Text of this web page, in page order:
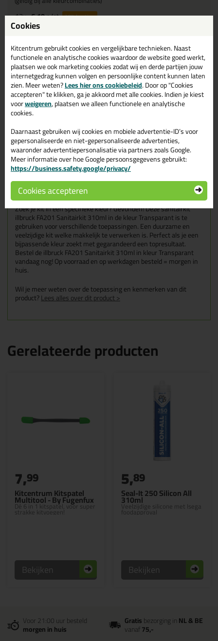
12x 6,19p/st 20%korting
120x5,89
Waarom dit product?
Met5 sterrenbeoordeeld
Bestand tegen schoonmaakmiddelen
Hoge schimmel resistentie
ISEGA
Omschrijving Video Specificaties Reviews (2)
illbruck FA201 Sanitairkit
310ml in Transparant
Zoek je kit in een specifieke kleur? Gevonden! Deze sanitairkit
illbruck FA201 Sanitairkit 310ml in de kleur Transparant is te
gebruiken voor verschillende toepassingen. Een duurzame en
veelzijdige kit welke makkelijk te verwerken is. Perfect als je een
bijpassende kleur zoekt met gegarandeerd een topresultaat.
Bestel de illbruck FA201 Sanitairkit 310ml in kleur Transparant
vandaag nog! Op voorraad en op werkdagen besteld = morgen in
huis.
Wil je meer weten over de toepassing en kenmerken van dit
product?Lees alles over dit product >
Gerelateerde producten
Kitcentrum Kitspatel
Multitool - By Fugenfux
Dé 6 in 1 kitspatel, voor super
strakke kitvoegen!
7,99
Bekijken
Seal-It 250 Silicon All
310ml
Veelzijdige silicone met Isega
foodapproval
5,89
Bekijken
Voor 21:00 uur besteld
morgen in huis
Gratisbezorging inNL & BE
vanaf75,-
Cookies
Kitcentrum gebruikt cookies en vergelijkbare technieken. Naast
functionele en analytische cookies waardoor de website goed werkt,
plaatsen we ook marketing cookies zodat wij en derde partijen jouw
internetgedrag kunnen volgen en persoonlijke content kunnen laten
zien. Meer weten?Lees hier ons cookiebeleid. Door op "Cookies
accepteren" te klikken, ga je akkoord met alle cookies. Indien je kiest
voorweigeren, plaatsen we alleen functionele en analytische
cookies.
Daarnaast gebruiken wij cookies en mobiele advertentie-ID’s voor
gepersonaliseerde en niet-gepersonaliseerde advertenties,
waaronder advertentiepersonalisatie via partners zoals Google.
Meer informatie over hoe Google persoonsgegevens gebruikt:
https://business.safety.google/privacy/
Cookies accepteren